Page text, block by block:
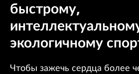
N
быстрому,
экологичному
Чтобы зажечь сердца более